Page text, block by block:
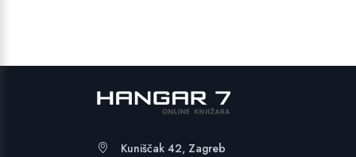
Kuniščak 42, Zagreb